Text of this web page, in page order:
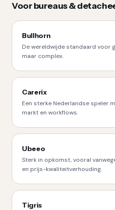
Voor bureaus &
Bullhorn
De wereldwijde standaard voor
maar complex.
Carerix
Een sterke Nederlandse speler
markt en workflows.
Ubeeo
Sterk in opkomst, vooral
en prijs-kwaliteitverhouding.
Tigris